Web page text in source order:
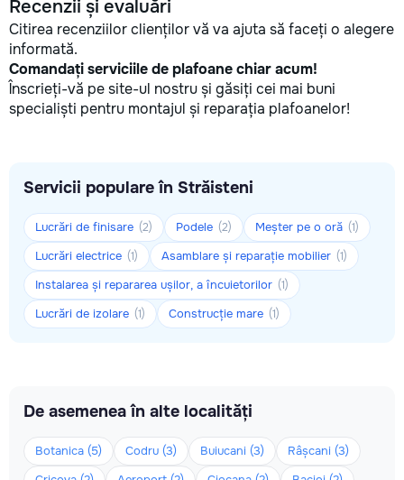
Recenzii și evaluări
Citirea recenziilor clienților vă va ajuta să faceți o alegere
informată.
Comandați serviciile de plafoane chiar acum!
Înscrieți-vă pe site-ul nostru și găsiți cei mai buni
specialiști pentru montajul și reparația plafoanelor!
Servicii populare în Străisteni
Lucrări de finisare (2) Podele (2) Meșter pe o oră (1)
Lucrări electrice (1) Asamblare și reparație mobilier (1)
Instalarea și repararea ușilor, a încuietorilor (1)
Lucrări de izolare (1) Construcție mare (1)
De asemenea în alte localități
Botanica (5) Codru (3) Buiucani (3)
Râșcani (3)